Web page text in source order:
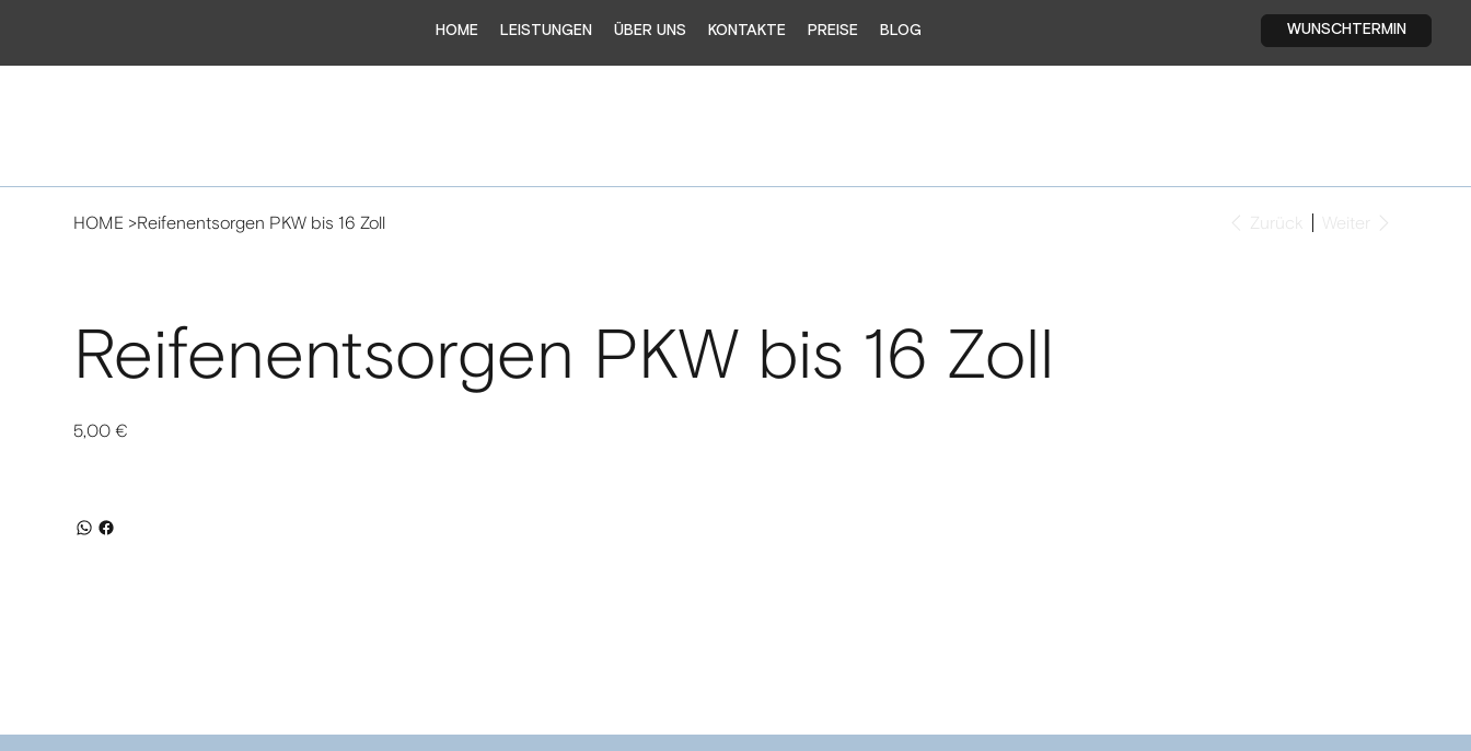
HOME LEISTUNGEN ÜBER UNS KONTAKTE PREISE BLOG WUNSCHTERMIN
HOME >Reifenentsorgen PKW bis 16 Zoll Zurück Weiter
Reifenentsorgen PKW bis 16 Zoll
5,00 €